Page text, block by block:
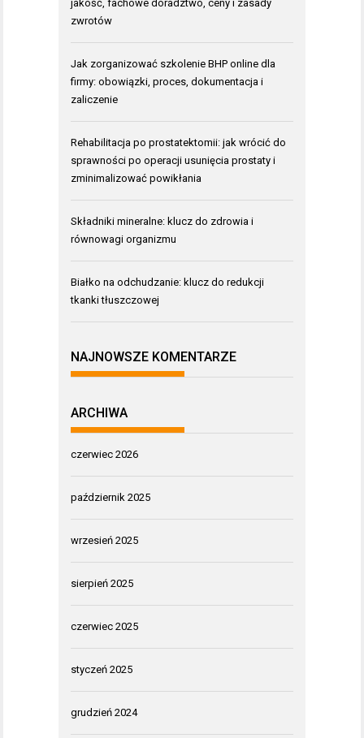
jakość, fachowe doradztwo, ceny i zasady
zwrotów
Jak zorganizować szkolenie BHP online dla
firmy: obowiązki, proces, dokumentacja i
zaliczenie
Rehabilitacja po prostatektomii: jak wrócić do
sprawności po operacji usunięcia prostaty i
zminimalizować powikłania
Składniki mineralne: klucz do zdrowia i
równowagi organizmu
Białko na odchudzanie: klucz do redukcji
tkanki tłuszczowej
NAJNOWSZE KOMENTARZE
ARCHIWA
czerwiec 2026
październik 2025
wrzesień 2025
sierpień 2025
czerwiec 2025
styczeń 2025
grudzień 2024